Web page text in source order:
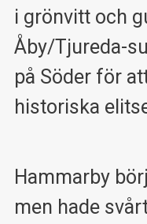
i grönvitt och
Åby/Tjureda-
på Söder för
historiska
Hammarby
men hade